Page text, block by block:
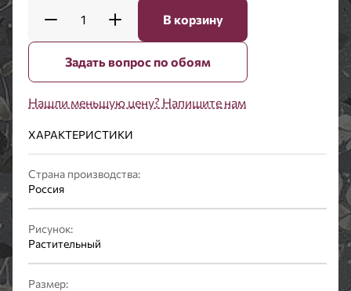
1 В корзину
Задать вопрос по обоям
Нашли меньшую цену? Напишите нам
ХАРАКТЕРИСТИКИ
Страна производства:
Россия
Рисунок:
Растительный
Размер: